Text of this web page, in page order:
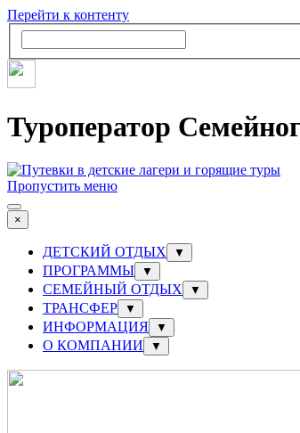
Перейти к контенту
Туроператор
Пропустить меню
×
ДЕТСКИЙ ОТДЫХ ▼
ПРОГРАММЫ ▼
СЕМЕЙНЫЙ ОТДЫХ ▼
ТРАНСФЕР ▼
ИНФОРМАЦИЯ ▼
О КОМПАНИИ ▼